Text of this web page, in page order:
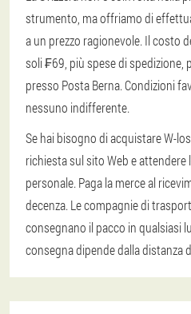
strumento, ma offriamo di
a un prezzo ragionevole. Il costo
soli ₣69, più spese di
presso Posta Berna. Condizioni
nessuno indifferente.
Se hai bisogno di acquistare W-
richiesta sul sito Web e
personale. Paga la merce al
decenza. Le compagnie di
consegnano il pacco in qualsiasi
consegna dipende dalla distanza